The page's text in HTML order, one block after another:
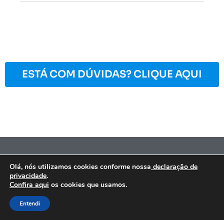
ESTÁ COM DÚVIDAS? CLIQUE AQUI
NÓS LIGAMOS PARA
VOCÊ!
Olá, nós utilizamos cookies conforme nossa declaração de
privacidade.
Confira aqui os cookies que usamos.
Entendi